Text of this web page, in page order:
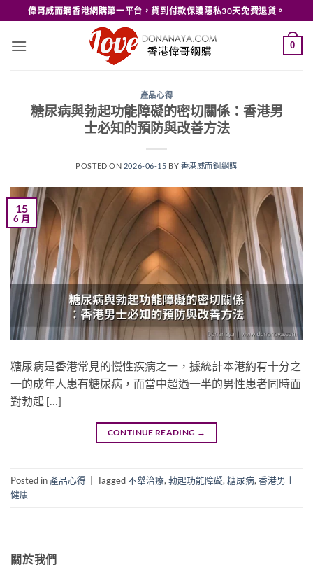
to
content
偉哥威而鋼香港網購第一平台，貨到付款保護隱私30天免費退貨。
0
產品心得
糖尿病與勃起功能障礙的密切關係：香港男
士必知的預防與改善方法
POSTED ON 2026-06-15 BY 香港威而鋼網購
15
6 月
糖尿病是香港常見的慢性疾病之一，據統計本港約有十分之
一的成年人患有糖尿病，而當中超過一半的男性患者同時面
對勃起 […]
CONTINUE READING →
Posted in 產品心得 Tagged不舉治療,勃起功能障礙,糖尿病,香港男士
健康
關於我們